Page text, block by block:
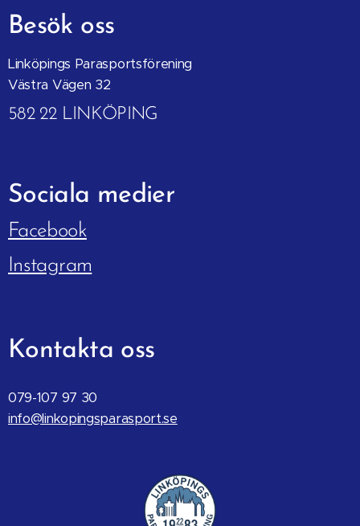
Besök oss
Linköpings Parasportsförening
Västra Vägen 32
582 22 LINKÖPING
Sociala medier
Facebook
Instagram
Kontakta oss
079-107 97 30
info@linkopingsparasport.se